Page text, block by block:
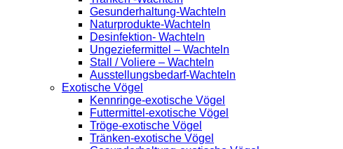
Gesunderhaltung-Wachteln
Naturprodukte-Wachteln
Desinfektion- Wachteln
Ungeziefermittel – Wachteln
Stall / Voliere – Wachteln
Ausstellungsbedarf-Wachteln
Exotische Vögel
Kennringe-exotische Vögel
Futtermittel-exotische Vögel
Tröge-exotische Vögel
Tränken-exotische Vögel